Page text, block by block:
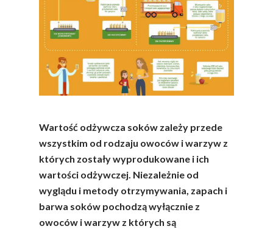
Wartość odżywcza soków zależy przede
wszystkim od rodzaju owoców i warzyw z
których zostały wyprodukowane i ich
wartości odżywczej. Niezależnie od
wyglądu i metody otrzymywania, zapach i
barwa soków pochodzą wyłącznie z
owoców i warzyw z których są
Składniki Odżywcze
Sokach
Biodostępność
Efekt Metaboliczny
Okiem Eksperta
Uroda
Współpraca Z
Program
Edukacyjny
Projekty
Naturalnie, Że
# Wybieram
Jabłka
5 Porcji Warzyw,
Lub Soku
Certyfikowany